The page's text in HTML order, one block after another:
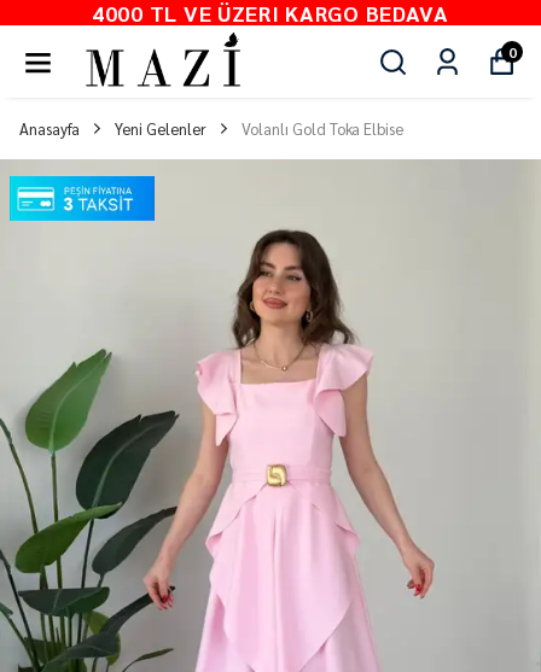
4000 TL VE ÜZERI KARGO BEDAVA
0
Anasayfa Yeni Gelenler Volanlı Gold Toka Elbise